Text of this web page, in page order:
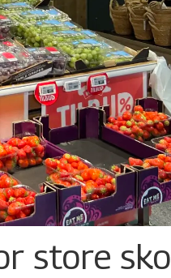
store sko